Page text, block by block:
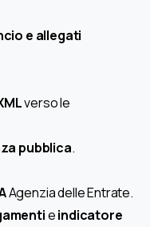
e allegati
verso le
pubblica.
Agenzia delle Entrate.
eindicatore